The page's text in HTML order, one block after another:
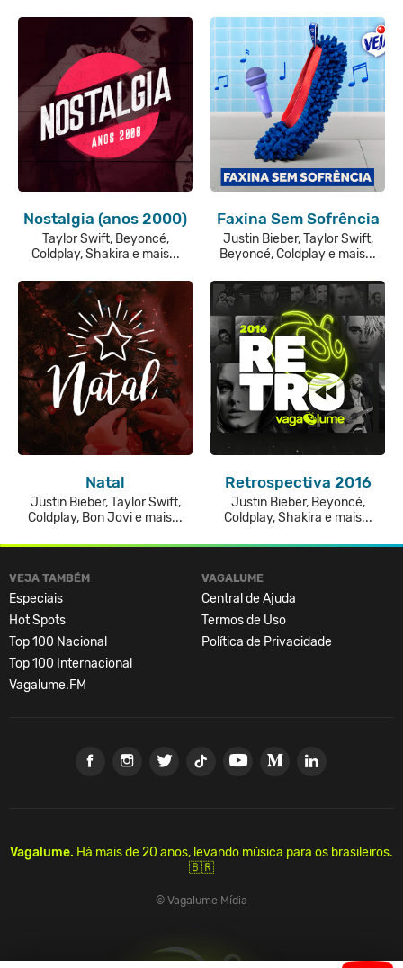
Nostalgia (anos 2000)
Taylor Swift, Beyoncé,
Coldplay, Shakira e mais...
Faxina Sem Sofrência
Justin Bieber, Taylor Swift,
Beyoncé, Coldplay e mais...
Natal
Justin Bieber, Taylor Swift,
Coldplay, Bon Jovi e mais...
Retrospectiva 2016
Justin Bieber, Beyoncé,
Coldplay, Shakira e mais...
VEJA TAMBÉM
Especiais
Hot Spots
Top 100 Nacional
Top 100 Internacional
Vagalume.FM
VAGALUME
Central de Ajuda
Termos de Uso
Política de Privacidade
Vagalume. Há mais de 20 anos, levando música para os brasileiros.
🇧🇷
© Vagalume Mídia